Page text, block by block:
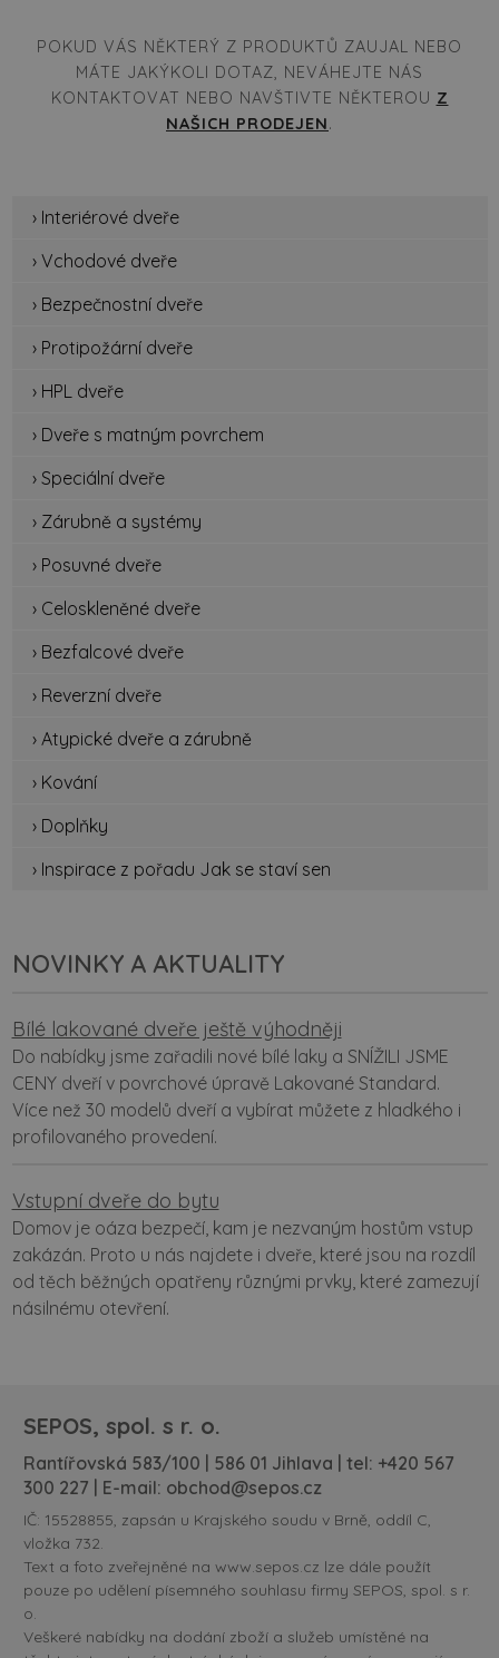
POKUD VÁS NĚKTERÝ Z PRODUKTŮ ZAUJAL NEBO
MÁTE JAKÝKOLI DOTAZ, NEVÁHEJTE NÁS
KONTAKTOVAT NEBO NAVŠTIVTE NĚKTEROU Z
NAŠICH PRODEJEN.
› Interiérové dveře
› Vchodové dveře
› Bezpečnostní dveře
› Protipožární dveře
› HPL dveře
› Dveře s matným povrchem
› Speciální dveře
› Zárubně a systémy
› Posuvné dveře
› Celoskleněné dveře
› Bezfalcové dveře
› Reverzní dveře
› Atypické dveře a zárubně
› Kování
› Doplňky
› Inspirace z pořadu Jak se staví sen
NOVINKY A AKTUALITY
Bílé lakované dveře ještě výhodněji
Do nabídky jsme zařadili nové bílé laky a SNÍŽILI JSME
CENY dveří v povrchové úpravě Lakované Standard.
Více než 30 modelů dveří a vybírat můžete z hladkého i
profilovaného provedení.
Vstupní dveře do bytu
Domov je oáza bezpečí, kam je nezvaným hostům vstup
zakázán. Proto u nás najdete i dveře, které jsou na rozdíl
od těch běžných opatřeny různými prvky, které zamezují
násilnému otevření.
SEPOS, spol. s r. o.
Rantířovská 583/100 | 586 01 Jihlava | tel: +420 567
300 227 | E-mail: obchod@sepos.cz
IČ: 15528855, zapsán u Krajského soudu v Brně, oddíl C,
vložka 732.
Text a foto zveřejněné na www.sepos.cz lze dále použít
pouze po udělení písemného souhlasu firmy SEPOS, spol. s r.
o.
Veškeré nabídky na dodání zboží a služeb umístěné na